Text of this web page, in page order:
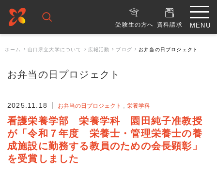
受験生の方へ 資料請求
ホーム 山口県立大学について 広報活動 ブログ お弁当の日プロジェクト
お弁当の日プロジェクト
2025.11.18 お弁当の日プロジェクト 栄養学科
看護栄養学部 栄養学科 園田純子准教授
が「令和７年度 栄養士・管理栄養士の養
成施設に勤務する教員のための会長顕彰」
を受賞しました